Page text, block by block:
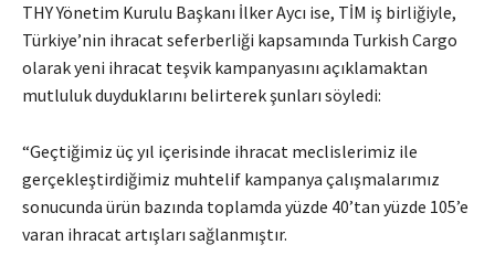
THY Yönetim Kurulu Başkanı İlker Aycı ise, TİM iş birliğiyle,
Türkiye’nin ihracat seferberliği kapsamında Turkish Cargo
olarak yeni ihracat teşvik kampanyasını açıklamaktan
mutluluk duyduklarını belirterek şunları söyledi:
“Geçtiğimiz üç yıl içerisinde ihracat meclislerimiz ile
gerçekleştirdiğimiz muhtelif kampanya çalışmalarımız
sonucunda ürün bazında toplamda yüzde 40’tan yüzde 105’e
varan ihracat artışları sağlanmıştır.